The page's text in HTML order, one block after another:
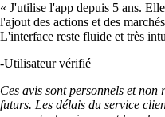
« J'utilise l'app depuis 5 ans.
l'ajout des actions et des
L'interface reste fluide et très
-Utilisateur vérifié
Ces avis sont personnels et
futurs. Les délais du service